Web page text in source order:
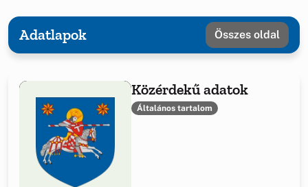
Adatlapok Összes oldal
Közérdekű adatok
Általános tartalom